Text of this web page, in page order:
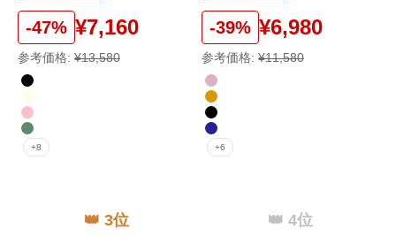
-47% ¥7,160
参考価格: ¥13,580
color
ブラック
アイボリー
ピンク
ミッドナイトグリーン
+8
-39% ¥6,980
参考価格: ¥11,580
color
ローズゴールド
シャンパンゴールド
ブラック
ブルー
+6
👑 3位 👑 4位